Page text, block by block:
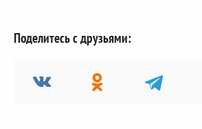
Поделитесь с друзьями: